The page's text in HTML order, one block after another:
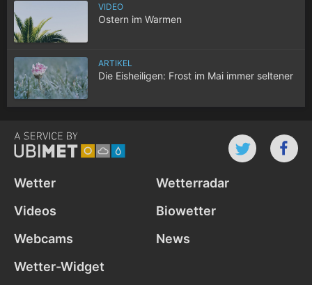
VIDEO
Ostern im Warmen
ARTIKEL
Die Eisheiligen: Frost im Mai immer seltener
Wetter
Wetterradar
Videos
Biowetter
Webcams
News
Wetter-Widget